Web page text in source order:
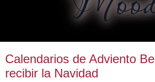
Calendarios de Adviento
recibir la Navidad